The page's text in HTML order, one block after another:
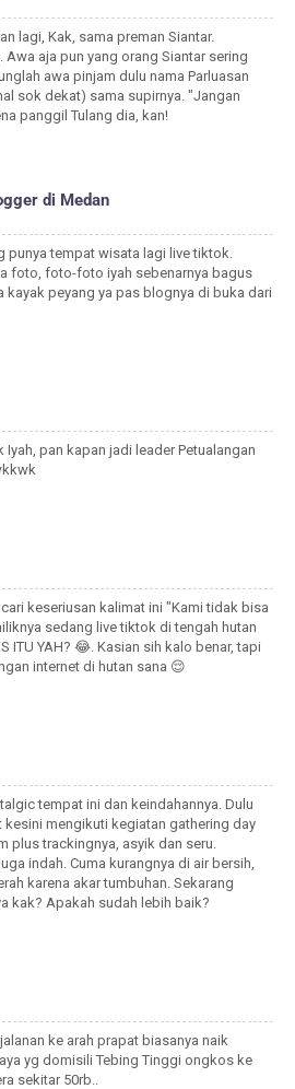
lagi, Kak, sama preman Siantar.
Awa aja pun yang orang Siantar sering
awa pinjam dulu nama Parluasan
sok dekat) sama supirnya. "Jangan
panggil Tulang dia, kan!
di Medan
punya tempat wisata lagi live tiktok.
foto, foto-foto iyah sebenarnya bagus
kayak peyang ya pas blognya di buka dari
Iyah, pan kapan jadi leader Petualangan
keseriusan kalimat ini "Kami tidak bisa
sedang live tiktok di tengah hutan
ITU YAH? 😂. Kasian sih kalo benar, tapi
internet di hutan sana 😌
tempat ini dan keindahannya. Dulu
kesini mengikuti kegiatan gathering day
plus trackingnya, asyik dan seru.
indah. Cuma kurangnya di air bersih,
karena akar tumbuhan. Sekarang
kak? Apakah sudah lebih baik?
ke arah prapat biasanya naik
yg domisili Tebing Tinggi ongkos ke
sekitar 50rb..